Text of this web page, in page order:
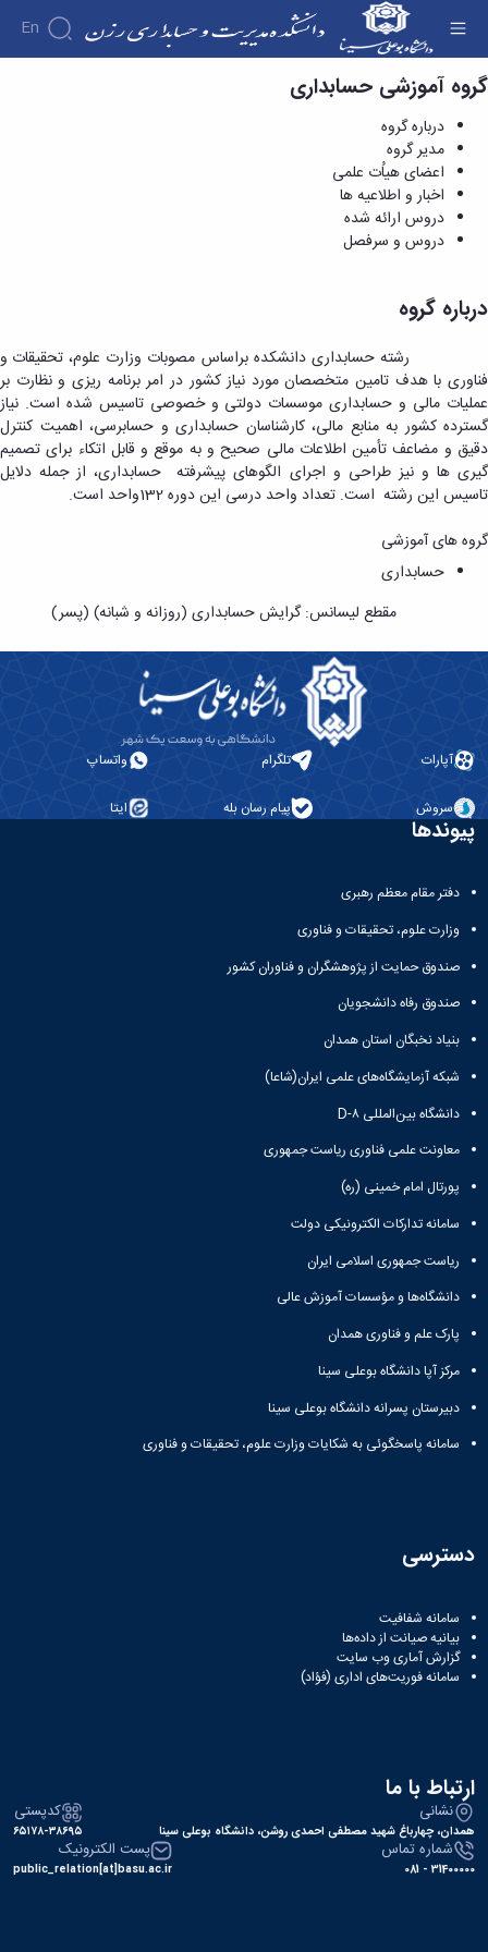
En
درباره
دانشکده
تاریخچه
ریاست
دانشکده
رؤسای
عکس
شهر
رزن
اطلاعات
تماس
سازمان
دانشکده
معاونت
آموزش
آموزش
تقویم
آموزشی
دروس
ارائه
کارشناسی
و
آئین
نامه
ها
پژوهش
پژوهش
اولویت
های
پژوهشی
پژوهشی
نشریات
دانشجویی
سایر
کتابخانه
کارگاه
ها
و
آزمایشگاه
ها
برنامه
انجمن
-
های
دانشجویی
اساتید
اساتید
اساتید
بازنشسته
گروه
های
گروه
آموزشی
مدیریت
گروه
آموزشی
حسابداری
درباره گروه - دانشکده مدیریت و حسابداری رزن
گروه آموزشی حسابداری
درباره گروه
مدیر گروه
اعضای هیاُت علمی
اخبار و اطلاعیه ها
دروس ارائه شده
دروس و سرفصل
درباره گروه
رشته حسابداری دانشکده براساس مصوبات وزارت علوم، تحقیقات و
فناوری با هدف تامین متخصصان مورد نیاز کشور در امر برنامه ریزی و نظارت بر
عملیات مالی و حسابداری موسسات دولتی و خصوصی تاسیس شده است. نیاز
گسترده کشور به منابع مالی، کارشناسان حسابداری و حسابرسی، اهمیت کنترل
دقیق و مضاعف تأمین اطلاعات مالی صحیح و به موقع و قابل اتکاء برای تصمیم
گیری ها و نیز طراحی و اجرای الگوهای پیشرفته حسابداری، از جمله دلایل
تاسیس این رشته است. تعداد واحد درسی این دوره 132واحد است.
گروه های آموزشی
حسابداری
مقطع لیسانس: گرایش حسابداری (روزانه و شبانه) (پسر)
آپارات تلگرام واتساپ
سروش پیام رسان بله ایتا
پیوندها
دفتر مقام معظم رهبری
وزارت علوم، تحقیقات و فناوری
صندوق حمایت از پژوهشگران و فناوران کشور
صندوق رفاه دانشجویان
بنیاد نخبگان استان همدان
شبکه آزمایشگاه‌های علمی ایران(شاعا)
دانشگاه بین‌المللی D-۸
معاونت علمی فناوری ریاست جمهوری
پورتال امام خمینی (ره)
سامانه تدارکات الکترونیکی دولت
ریاست جمهوری اسلامی ایران
دانشگاه‌ها و مؤسسات آموزش عالی
پارک علم و فناوری همدان
مرکز آپا دانشگاه بوعلی سینا
دبیرستان پسرانه دانشگاه بوعلی سینا
سامانه پاسخگوئی به شکایات وزارت علوم، تحقیقات و فناوری
دسترسی
سامانه شفافیت
بیانیه صیانت از داده‌ها
گزارش آماری وب‌ سایت
سامانه فوریت‌های اداری (فؤاد)
ارتباط با ما
نشانی
همدان، چهارباغ شهید مصطفی احمدی روشن، دانشگاه بوعلی سینا
کدپستی
۶۵۱۷۸-۳۸۶۹۵
شماره تماس
31400000 - 081
پست الکترونیک
public_relation[at]basu.ac.ir